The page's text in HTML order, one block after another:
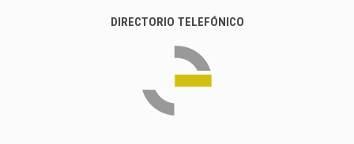
DIRECTORIO TELEFÓNICO